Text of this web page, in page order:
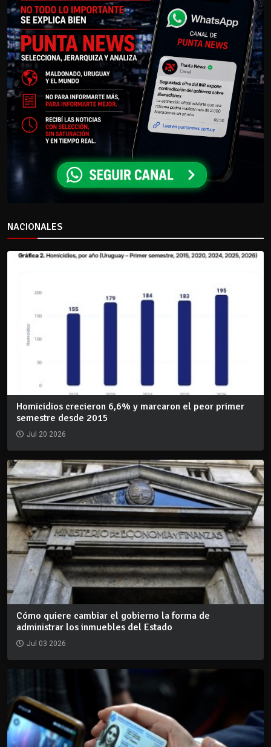
NACIONALES
Homicidios crecieron 6,6% y marcaron el peor primer
semestre desde 2015
Jul 20 2026
Cómo quiere cambiar el gobierno la forma de
administrar los inmuebles del Estado
Jul 03 2026